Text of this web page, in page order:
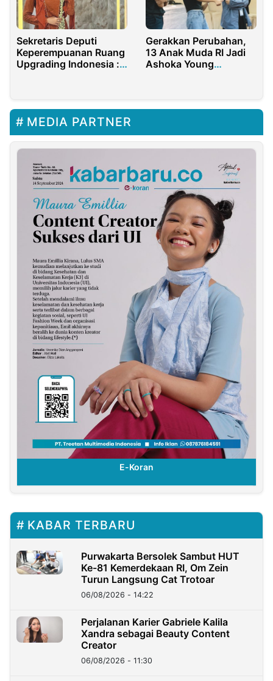
Sekretaris Deputi
Keperempuanan Ruang
Upgrading Indonesia :
Gerakkan Perubahan,
13 Anak Muda RI Jadi
Ashoka Young
MEDIA PARTNER
E-Koran
KABAR TERBARU
Purwakarta Bersolek Sambut HUT
Ke-81 Kemerdekaan RI, Om Zein
Turun Langsung Cat Trotoar
06/08/2026 - 14:22
Perjalanan Karier Gabriele Kalila
Xandra sebagai Beauty Content
Creator
06/08/2026 - 11:30